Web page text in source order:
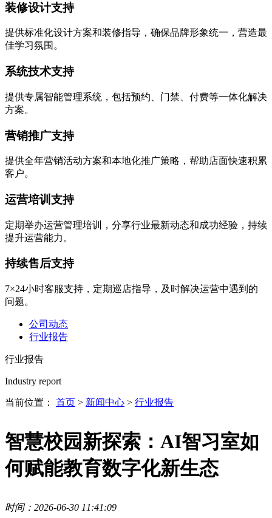
装修设计支持
提供标准化设计方案和装修指导，确保品牌形象统一，营造最
佳学习氛围。
系统技术支持
提供专属智能管理系统，包括预约、门禁、付费等一体化解决
方案。
营销推广支持
提供全年营销活动方案和本地化推广策略，帮助店面快速积累
客户。
运营培训支持
定期举办运营管理培训，分享行业最新动态和成功经验，持续
提升运营能力。
持续售后支持
7×24小时客服支持，定期巡店指导，及时解决运营中遇到的
问题。
公司动态
行业报告
行业报告
Industry report
当前位置： 首页 > 新闻中心 > 行业报告
智慧校园新探索：AI智习室如
何赋能教育数字化新生态
时间：2026-06-30 11:41:09